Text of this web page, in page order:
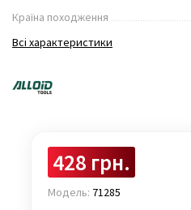
Країна походження
Всі характеристики
428 грн.
Модель: 71285